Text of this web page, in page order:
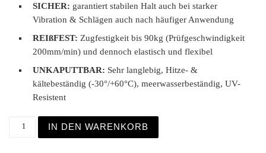
SICHER: garantiert stabilen Halt auch bei starker
Vibration & Schlägen auch nach häufiger Anwendung
REIßFEST: Zugfestigkeit bis 90kg (Prüfgeschwindigkeit
200mm/min) und dennoch elastisch und flexibel
UNKAPUTTBAR: Sehr langlebig, Hitze- &
kältebeständig (-30°/+60°C), meerwasserbeständig, UV-
Resistent
IN DEN WARENKORB